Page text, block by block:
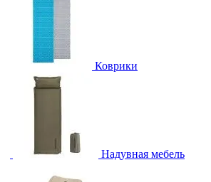
Коврики
Надувная мебель